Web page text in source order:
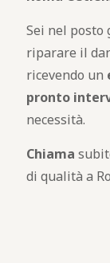
Sei nel
riparare il
ricevendo un
pronto
necessità.
Chiama
di qualità a